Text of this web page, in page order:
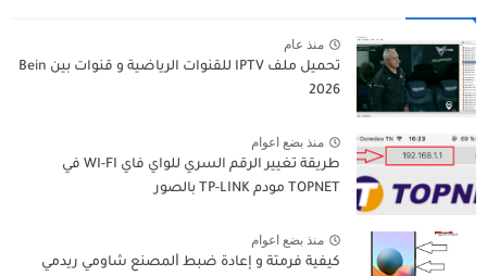
منذ عام
تحميل ملف IPTV للقنوات الرياضية و قنوات بين Bein
2026
منذ بضع اعوام
طريقة تغيير الرقم السري للواي فاي WI-FI في
TOPNET مودم TP-LINK بالصور
منذ بضع اعوام
كيفية فرمتة و إعادة ﺿﺒﻂ ﺍﻟﻤﺼﻨﻊ شاومي ريدمي